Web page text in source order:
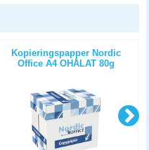
Kopieringspapper Nordic
Office A4 OHÅLAT 80g